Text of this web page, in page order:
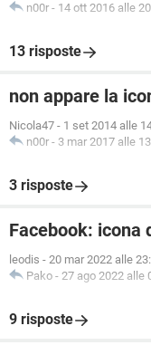
n00r - 14 ott 2016 alle
13 risposte
non appare la
Nicola47 - 1 set 2014 alle
n00r - 3 mar 2017 alle
3 risposte
Facebook: icona
leodis - 20 mar 2022 alle
Pako - 27 ago 2022 alle
9 risposte